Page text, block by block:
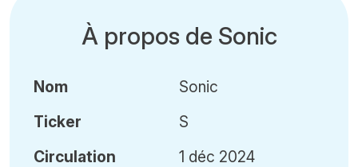
À propos de Sonic
Nom
Ticker
Circulation
Sonic
S
1 déc 2024